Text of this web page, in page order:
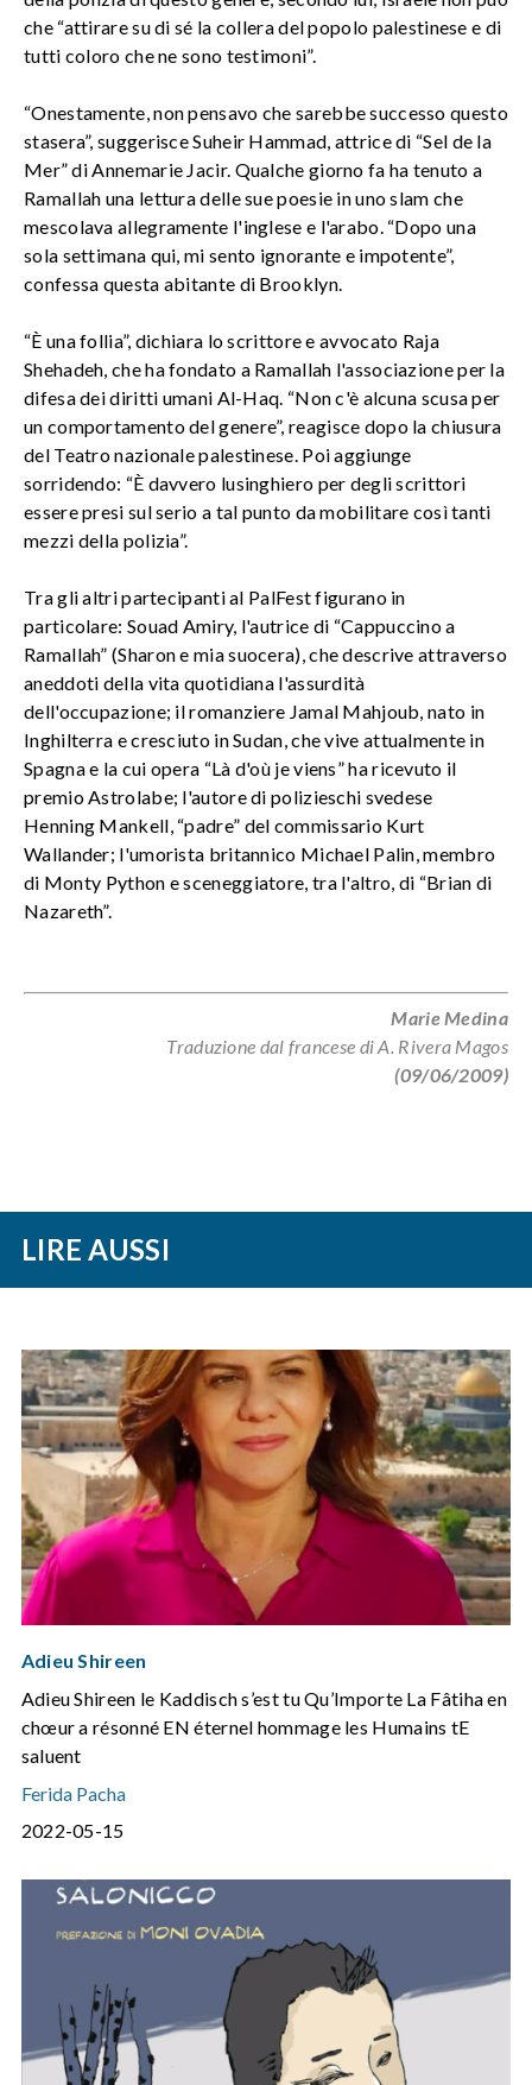
che “attirare su di sé la collera del popolo palestinese e di
tutti coloro che ne sono testimoni”.
“Onestamente, non pensavo che sarebbe successo questo
stasera”, suggerisce Suheir Hammad, attrice di “Sel de la
Mer” di Annemarie Jacir. Qualche giorno fa ha tenuto a
Ramallah una lettura delle sue poesie in uno slam che
mescolava allegramente l'inglese e l'arabo. “Dopo una
sola settimana qui, mi sento ignorante e impotente”,
confessa questa abitante di Brooklyn.
“È una follia”, dichiara lo scrittore e avvocato Raja
Shehadeh, che ha fondato a Ramallah l'associazione per la
difesa dei diritti umani Al-Haq. “Non c'è alcuna scusa per
un comportamento del genere”, reagisce dopo la chiusura
del Teatro nazionale palestinese. Poi aggiunge
sorridendo: “È davvero lusinghiero per degli scrittori
essere presi sul serio a tal punto da mobilitare così tanti
mezzi della polizia”.
Tra gli altri partecipanti al PalFest figurano in
particolare: Souad Amiry, l'autrice di “Cappuccino a
Ramallah” (Sharon e mia suocera), che descrive attraverso
aneddoti della vita quotidiana l'assurdità
dell'occupazione; il romanziere Jamal Mahjoub, nato in
Inghilterra e cresciuto in Sudan, che vive attualmente in
Spagna e la cui opera “Là d'où je viens” ha ricevuto il
premio Astrolabe; l'autore di polizieschi svedese
Henning Mankell, “padre” del commissario Kurt
Wallander; l'umorista britannico Michael Palin, membro
di Monty Python e sceneggiatore, tra l'altro, di “Brian di
Nazareth”.
Marie Medina
Traduzione dal francese di A. Rivera Magos
(09/06/2009)
LIRE AUSSI
Adieu Shireen
Adieu Shireen le Kaddisch s’est tu Qu’Importe La Fâtiha en
chœur a résonné EN éternel hommage les Humains tE
saluent
Ferida Pacha
2022-05-15